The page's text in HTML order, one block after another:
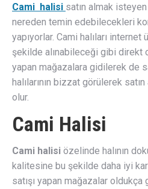
Cami halisi satın almak
nereden temin edebilecekleri
yapıyorlar. Cami halıları
şekilde alınabileceği gibi direkt
yapan mağazalara gidilerek de
halılarının bizzat görülerek
olur.
Cami Halisi
Cami halisi özelinde halının
kalitesine bu şekilde daha iyi
satışı yapan mağazalar